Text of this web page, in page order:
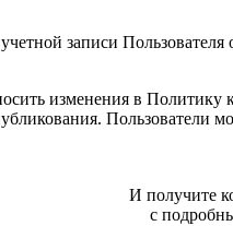
записи
в Политику
могут отслеживать изменения в
И получите
с